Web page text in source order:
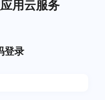
用云服务
登录